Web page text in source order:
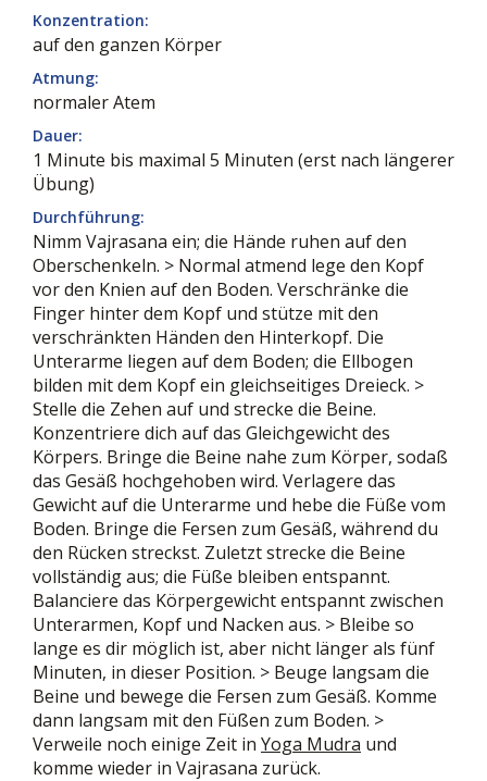
Konzentration:
auf den ganzen Körper
Atmung:
normaler Atem
Dauer:
1 Minute bis maximal 5 Minuten (erst nach längerer
Übung)
Durchführung:
Nimm Vajrasana ein; die Hände ruhen auf den
Oberschenkeln. > Normal atmend lege den Kopf
vor den Knien auf den Boden. Verschränke die
Finger hinter dem Kopf und stütze mit den
verschränkten Händen den Hinterkopf. Die
Unterarme liegen auf dem Boden; die Ellbogen
bilden mit dem Kopf ein gleichseitiges Dreieck. >
Stelle die Zehen auf und strecke die Beine.
Konzentriere dich auf das Gleichgewicht des
Körpers. Bringe die Beine nahe zum Körper, sodaß
das Gesäß hochgehoben wird. Verlagere das
Gewicht auf die Unterarme und hebe die Füße vom
Boden. Bringe die Fersen zum Gesäß, während du
den Rücken streckst. Zuletzt strecke die Beine
vollständig aus; die Füße bleiben entspannt.
Balanciere das Körpergewicht entspannt zwischen
Unterarmen, Kopf und Nacken aus. > Bleibe so
lange es dir möglich ist, aber nicht länger als fünf
Minuten, in dieser Position. > Beuge langsam die
Beine und bewege die Fersen zum Gesäß. Komme
dann langsam mit den Füßen zum Boden. >
Verweile noch einige Zeit in Yoga Mudra und
komme wieder in Vajrasana zurück.